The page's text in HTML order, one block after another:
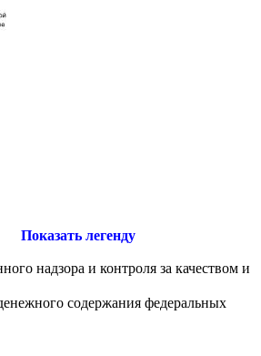
Показать легенду
надзора и контроля за качеством и
содержания федеральных